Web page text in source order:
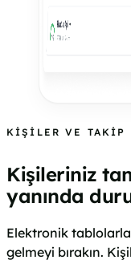
KIŞILER VE TAKIP
Kişileriniz
yanında
Elektronik
gelmeyi bırakın.